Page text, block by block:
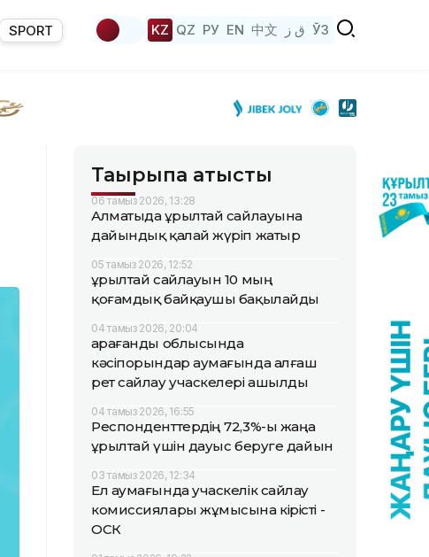
SPORT KZ QZ РУ EN 中文 ق ز ЎЗ
Тақырыпқа қатысты
06 тамыз 2026, 13:28
Алматыда Құрылтай сайлауына
дайындық қалай жүріп жатыр
05 тамыз 2026, 12:52
Құрылтай сайлауын 10 мың
қоғамдық байқаушы бақылайды
04 тамыз 2026, 20:04
Қарағанды облысында
кәсіпорындар аумағында алғаш
рет сайлау учаскелері ашылды
04 тамыз 2026, 16:55
Респонденттердің 72,3%-ы жаңа
Құрылтай үшін дауыс беруге дайын
03 тамыз 2026, 12:34
Ел аумағында учаскелік сайлау
комиссиялары жұмысына кірісті -
ОСК